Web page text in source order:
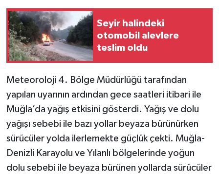
Seyir halindeki
otomobil alevlere
teslim oldu
Meteoroloji 4. Bölge Müdürlüğü tarafından
yapılan uyarının ardından gece saatleri itibari ile
Muğla’da yağış etkisini gösterdi. Yağış ve dolu
yağışı sebebi ile bazı yollar beyaza bürünürken
sürücüler yolda ilerlemekte güçlük çekti. Muğla-
Denizli Karayolu ve Yılanlı bölgelerinde yoğun
dolu sebebi ile beyaza bürünen yollarda sürücüler